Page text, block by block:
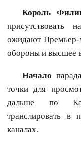
Король
присутствовать
ожидают Премьер-
обороны и высшее
Начало
точки для
дальше по
транслировать
каналах.